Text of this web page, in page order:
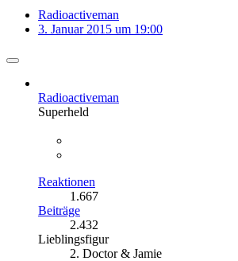
Radioactiveman
3. Januar 2015 um 19:00
Radioactiveman
Superheld
Reaktionen
1.667
Beiträge
2.432
Lieblingsfigur
2. Doctor & Jamie